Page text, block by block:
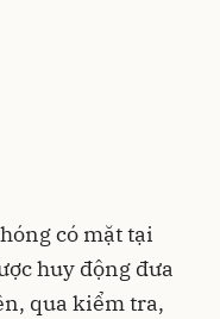
có mặt tại
huy động đưa
qua kiểm tra,